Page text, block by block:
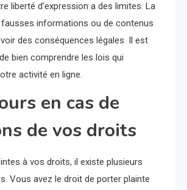
liberté d’expression a des limites. La
informations ou de contenus
des conséquences légales. Il est
bien comprendre les lois qui
activité en ligne.
en cas de
de vos droits
à vos droits, il existe plusieurs
Vous avez le droit de porter plainte